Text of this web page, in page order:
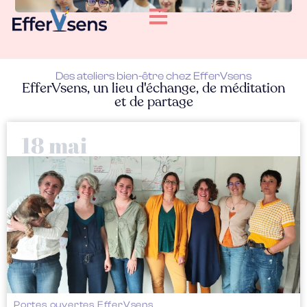
Des ateliers bien-être chez EfferVsens
EfferVsens, un lieu d'échange, de méditation
et de partage
18 mai
Portes ouvertes EfferVsens